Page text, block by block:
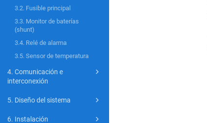
3.2. Fusible principal
3.3. Monitor de baterías
(shunt)
3.4. Relé de alarma
3.5. Sensor de temperatura
4. Comunicación e
interconexión
5. Diseño del sistema
6. Instalación